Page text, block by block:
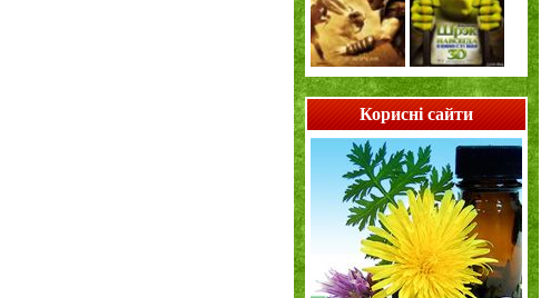
Корисні сайти